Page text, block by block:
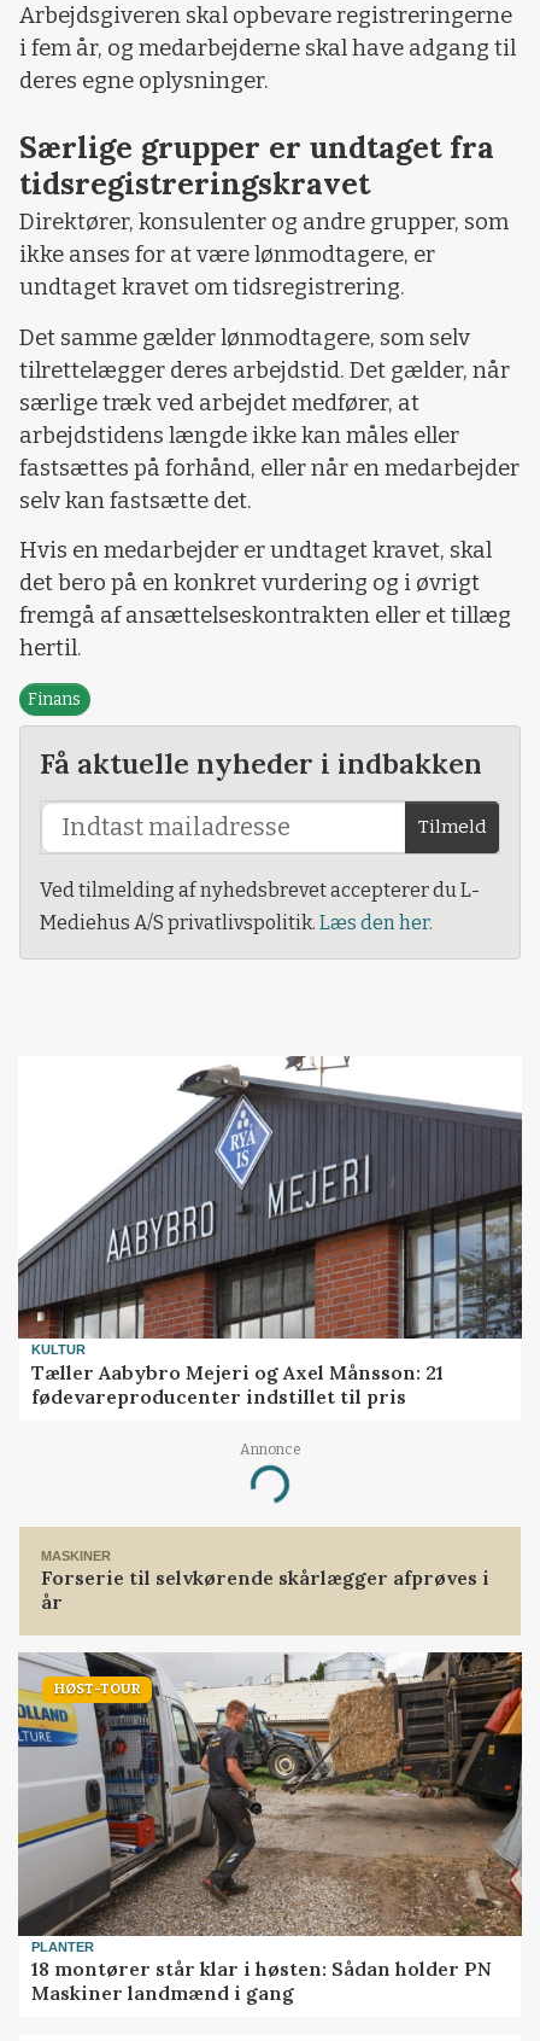
Arbejdsgiveren skal opbevare registreringerne
i fem år, og medarbejderne skal have adgang til
deres egne oplysninger.
Særlige grupper er undtaget fra
tidsregistreringskravet
Direktører, konsulenter og andre grupper, som
ikke anses for at være lønmodtagere, er
undtaget kravet om tidsregistrering.
Det samme gælder lønmodtagere, som selv
tilrettelægger deres arbejdstid. Det gælder, når
særlige træk ved arbejdet medfører, at
arbejdstidens længde ikke kan måles eller
fastsættes på forhånd, eller når en medarbejder
selv kan fastsætte det.
Hvis en medarbejder er undtaget kravet, skal
det bero på en konkret vurdering og i øvrigt
fremgå af ansættelseskontrakten eller et tillæg
hertil.
Finans
Få aktuelle nyheder i indbakken
Tilmeld
Ved tilmelding af nyhedsbrevet accepterer du L-
Mediehus A/S privatlivspolitik. Læs den her.
KULTUR
Tæller Aabybro Mejeri og Axel Månsson: 21
fødevareproducenter indstillet til pris
Annonce
Loading...
MASKINER
Forserie til selvkørende skårlægger afprøves i
år
HØST-TOUR
PLANTER
18 montører står klar i høsten: Sådan holder PN
Maskiner landmænd i gang